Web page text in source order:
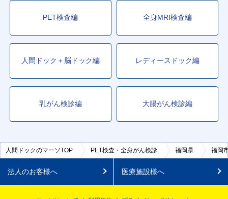
PET検査編 全身MRI検査編
人間ドック＋脳ドック編 レディースドック編
乳がん検診編 大腸がん検診編
人間ドックのマーソTOP PET検査・全身がん検診 福岡県 福岡
法人のお客様へ 医療施設様へ